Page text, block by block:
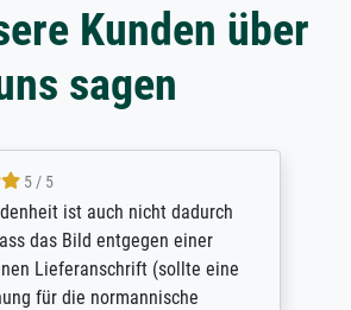
Kunden über
sagen
5 / 5
ist auch nicht dadurch
das Bild entgegen einer
Lieferanschrift (sollte eine
für die normannische